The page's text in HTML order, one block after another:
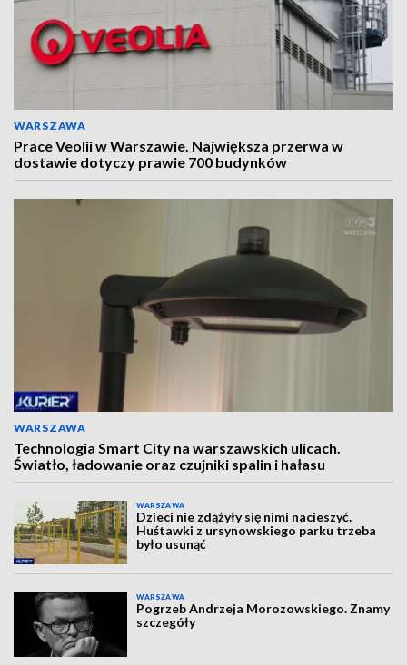
WARSZAWA
Prace Veolii w Warszawie. Największa przerwa w
dostawie dotyczy prawie 700 budynków
WARSZAWA
Technologia Smart City na warszawskich ulicach.
Światło, ładowanie oraz czujniki spalin i hałasu
WARSZAWA
Dzieci nie zdążyły się nimi nacieszyć.
Huśtawki z ursynowskiego parku trzeba
było usunąć
WARSZAWA
Pogrzeb Andrzeja Morozowskiego. Znamy
szczegóły